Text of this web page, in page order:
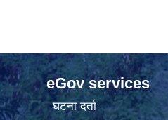
eGov services
घटना दर्ता